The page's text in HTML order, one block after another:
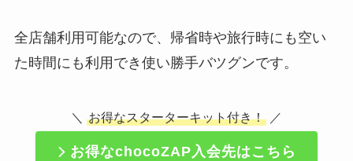
全店舗利用可能なので、帰省時や旅行時にも空い
た時間にも利用でき使い勝手バツグンです。
＼ お得なスターターキット付き！ ／
お得なchocoZAP入会先はこちら